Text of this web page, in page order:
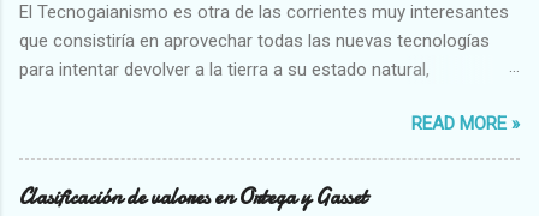
El Tecnogaianismo es otra de las corrientes muy interesantes
que consistiría en aprovechar todas las nuevas tecnologías
para intentar devolver a la tierra a su estado natural,
READ MORE »
Clasificación de valores en Ortega y Gasset